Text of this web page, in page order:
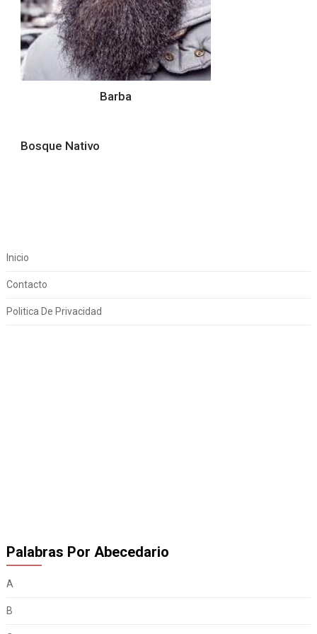
Barba
Bosque Nativo
Inicio
Contacto
Politica De Privacidad
Palabras Por Abecedario
A
B